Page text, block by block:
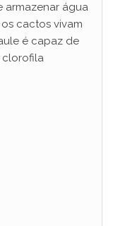
armazenar água
cactos vivam
é capaz de
clorofila